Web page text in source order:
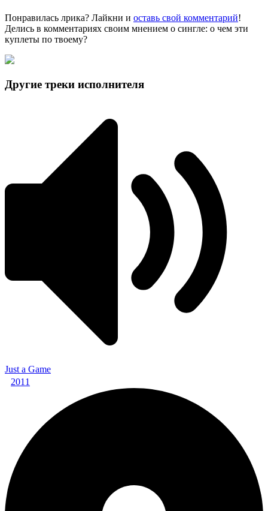
Понравилась лрика? Лайкни и оставь свой комментарий!
Делись в комментариях своим мнением о сингле: о чем эти
куплеты по твоему?
Другие треки исполнителя
Just a Game
2011